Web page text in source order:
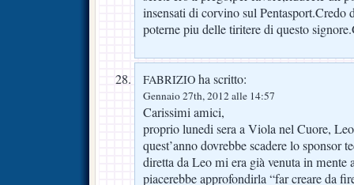
insensati di corvino sul Pentasport.Credo
poterne piu delle tiritere di questo
FABRIZIO ha scritto:
Gennaio 27th, 2012 alle 14:57
Carissimi amici,
proprio lunedi sera a Viola nel Cuore,
quest’anno dovrebbe scadere lo sponsor
diretta da Leo mi era già venuta in mente
piacerebbe approfondirla “far creare da